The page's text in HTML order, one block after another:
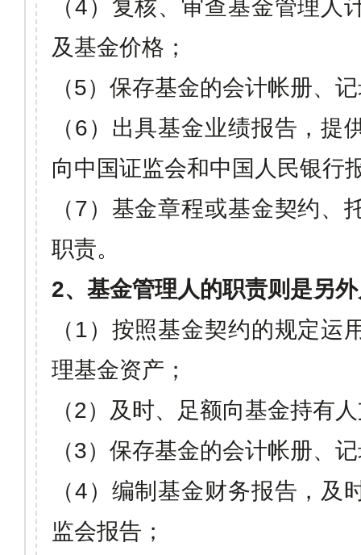
（4 ）复核、审查基金管理人
及基金价格；
（5）保存基金的会计帐册、
（6）出具基金业绩报告，提
向中国证监会和中国人民银行
（7）基金章程或基金契约、
职责。
2、基金管理人的职责则是另
（ 1）按照基金契约的规定运
理基金资产；
（2）及时、足额向基金持有
（3）保存基金的会计帐册、
（4）编制基金财务报告，及
监会报告；